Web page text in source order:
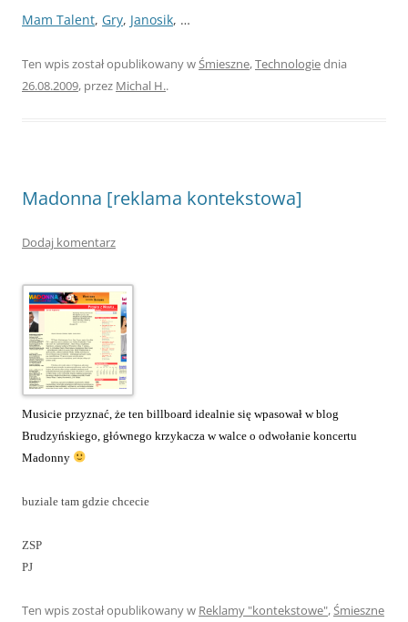
Mam Talent, Gry, Janosik, …
Ten wpis został opublikowany wŚmieszne,Technologiednia
26.08.2009, przez Michal H..
Madonna [reklama kontekstowa]
Dodaj komentarz
Musicie przyznać, że ten billboard idealnie się wpasował w blog
Brudzyńskiego, głównego krzykacza w walce o odwołanie koncertu
Madonny
buziale tam gdzie chcecie
ZSP
PJ
Ten wpis został opublikowany w Reklamy "kontekstowe",Śmieszne